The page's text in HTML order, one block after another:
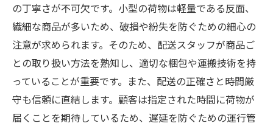
の丁寧さが不可欠です。小型の荷物は軽量である反面、
繊細な商品が多いため、破損や紛失を防ぐための細心の
注意が求められます。そのため、配送スタッフが商品ご
との取り扱い方法を熟知し、適切な梱包や運搬技術を持
っていることが重要です。また、配送の正確さと時間厳
守も信頼に直結します。顧客は指定された時間に荷物が
届くことを期待しているため、遅延を防ぐための運行管